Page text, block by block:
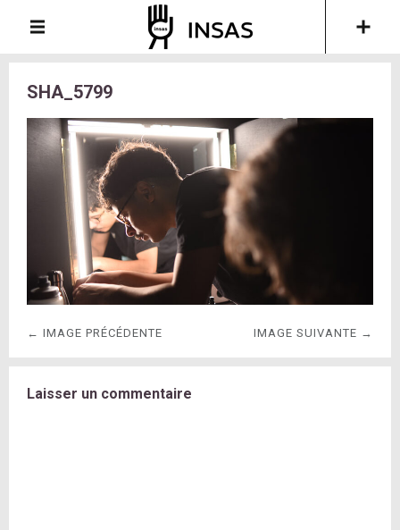
SHA_5799
← IMAGE PRÉCÉDENTE IMAGE SUIVANTE →
Laisser un commentaire